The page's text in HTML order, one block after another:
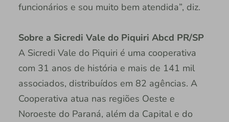
funcionários e sou muito bem atendida”, diz.
Sobre a Sicredi Vale do Piquiri Abcd PR/SP
A Sicredi Vale do Piquiri é uma cooperativa
com 31 anos de história e mais de 141 mil
associados, distribuídos em 82 agências. A
Cooperativa atua nas regiões Oeste e
Noroeste do Paraná, além da Capital e do